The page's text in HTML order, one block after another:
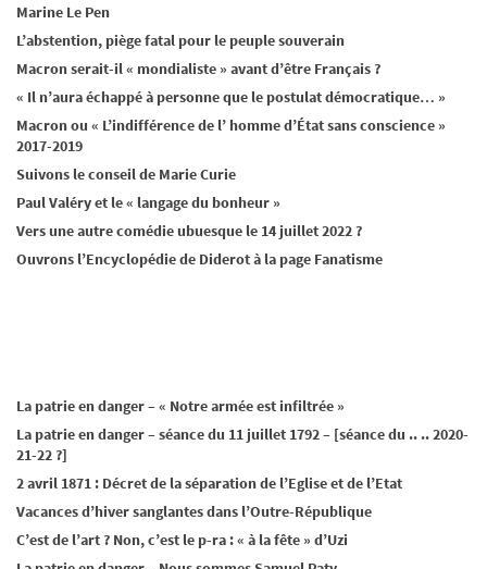
Marine Le Pen
L’abstention, piège fatal pour le peuple souverain
Macron serait-il « mondialiste » avant d’être Français ?
« Il n’aura échappé à personne que le postulat démocratique… »
Macron ou « L’indifférence de l’ homme d’État sans conscience »
2017-2019
Suivons le conseil de Marie Curie
Paul Valéry et le « langage du bonheur »
Vers une autre comédie ubuesque le 14 juillet 2022 ?
Ouvrons l’Encyclopédie de Diderot à la page Fanatisme
La patrie en danger – « Notre armée est infiltrée »
La patrie en danger – séance du 11 juillet 1792 – [séance du .. .. 2020-
21-22 ?]
2 avril 1871 : Décret de la séparation de l’Eglise et de l’Etat
Vacances d’hiver sanglantes dans l’Outre-République
C’est de l’art ? Non, c’est le p-ra : « à la fête » d’Uzi